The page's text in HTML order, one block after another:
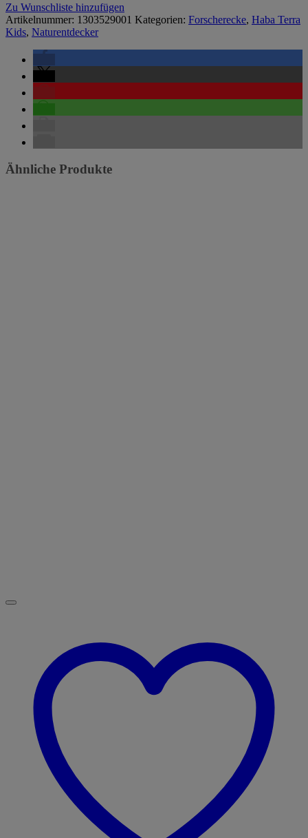
Zu Wunschliste hinzufügen
Artikelnummer: 1303529001 Kategorien: Forscherecke, Haba Terra
Kids, Naturentdecker
Ähnliche Produkte